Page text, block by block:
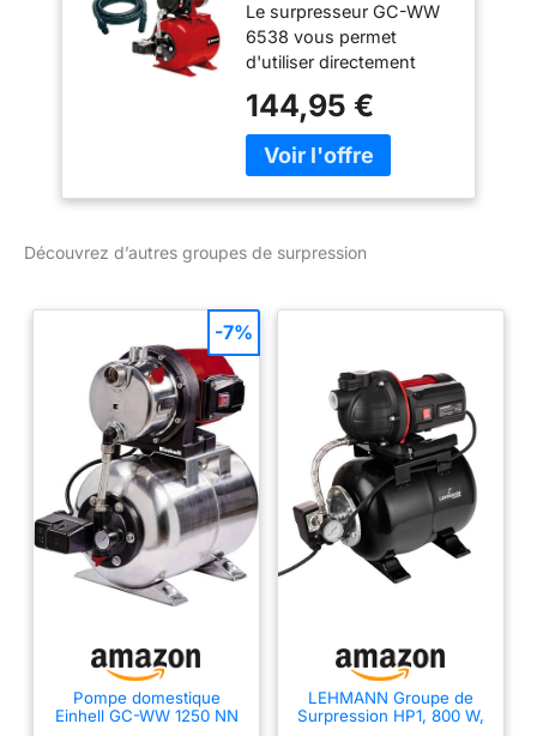
Le surpresseur GC-WW
6538 vous permet
d'utiliser directement
des récupérateurs d'eau
de pluie, citernes ou
puits pour une utilisation
la chasse d'eau et bien
Grâce à son moteur
650W, le surpresseur
3800 litres d'eau par
heure La cuve possède
une capacité de 20 litres,
ce qui permet de ne pas
activer la pompe à
chaque utilisation d'eau
Le système de contrôle
de la pression permet
pression, et l'arrêt du
surpresseur dès que la
pression est revenue à la
144,95 €
Découvrez d’autres groupes de surpression
Pompe domestique
Einhell GC-WW 1250 NN
-7%
LEHMANN Groupe de
Surpression HP1, 800 W,